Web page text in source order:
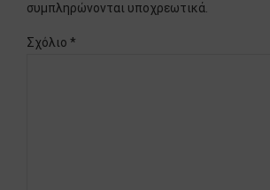
συμπληρώνονται υποχρεωτικά.
Σχόλιο *